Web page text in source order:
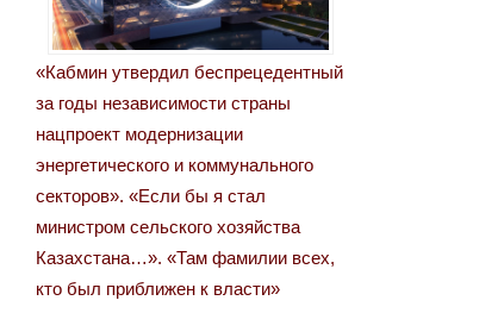
«Кабмин утвердил беспрецедентный
за годы независимости страны
нацпроект модернизации
энергетического и коммунального
секторов». «Если бы я стал
министром сельского хозяйства
Казахстана…». «Там фамилии всех,
кто был приближен к власти»